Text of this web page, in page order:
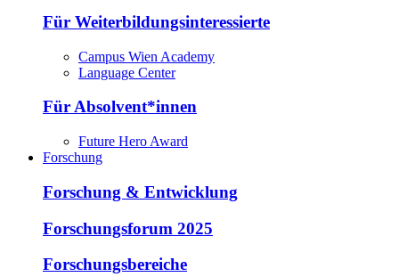
Für Weiterbildungsinteressierte
Campus Wien Academy
Language Center
Für Absolvent*innen
Future Hero Award
Forschung
Forschung & Entwicklung
Forschungsforum 2025
Forschungsbereiche